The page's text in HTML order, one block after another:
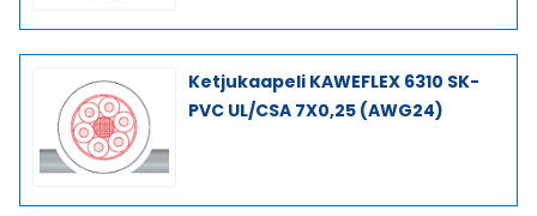
Ketjukaapeli KAWEFLEX 6310 SK-
PVC UL/CSA 7X0,25 (AWG24)